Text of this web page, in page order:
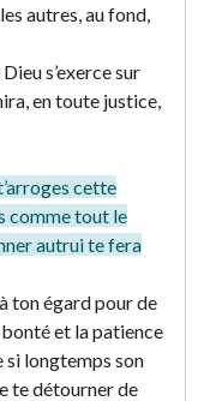
autres, au fond,
s’exerce sur
en toute justice,
cette
comme tout le
autrui te fera
ton égard pour de
et la patience
si longtemps son
te détourner de